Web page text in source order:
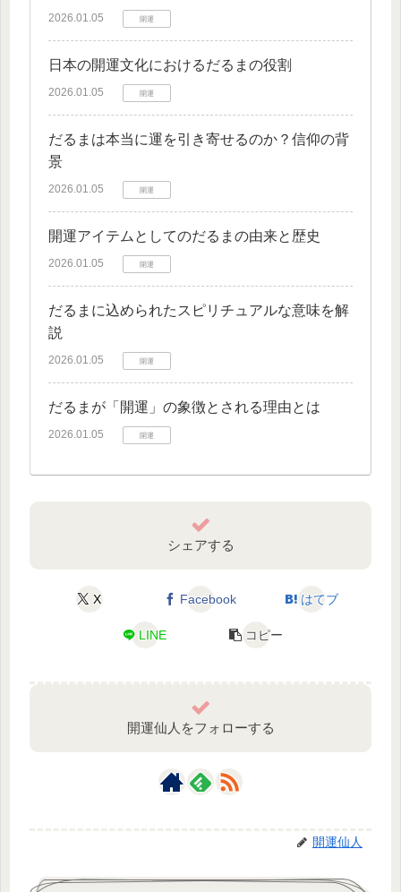
2026.01.05 開運
日本の開運文化におけるだるまの役割
2026.01.05 開運
だるまは本当に運を引き寄せるのか？信仰の背
景
2026.01.05 開運
開運アイテムとしてのだるまの由来と歴史
2026.01.05 開運
だるまに込められたスピリチュアルな意味を解
説
2026.01.05 開運
だるまが「開運」の象徴とされる理由とは
2026.01.05 開運
シェアする
X Facebook はてブ
LINE コピー
開運仙人をフォローする
開運仙人